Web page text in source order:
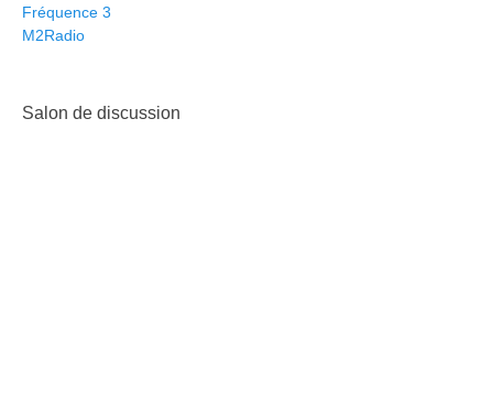
Fréquence 3
M2Radio
Salon de discussion